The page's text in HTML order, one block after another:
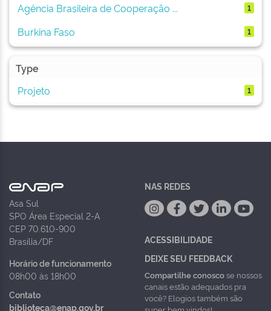
Agência Brasileira de Cooperação ...
1
Burkina Faso 1
Type
Projeto
1
Asa Sul
SPO Área Especial 2-A
CEP 70.610-900
Brasília/DF
Horário de funcionamento
08h00 às 18h00
Contato
biblioteca@enap.gov.br
NAS REDES
ACESSIBILIDADE
DEIXE SEU FEEDBACK
Compartilhe conoscose nossos
canais estão adequados pra
você? Elogios também são